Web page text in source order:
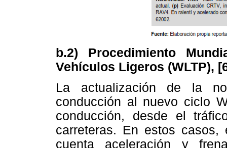
b.2) Procedimiento
Vehículos Ligeros (WLTP),
La actualización de la
conducción al nuevo ciclo
conducción, desde el
carreteras. En estos
cuenta aceleración y